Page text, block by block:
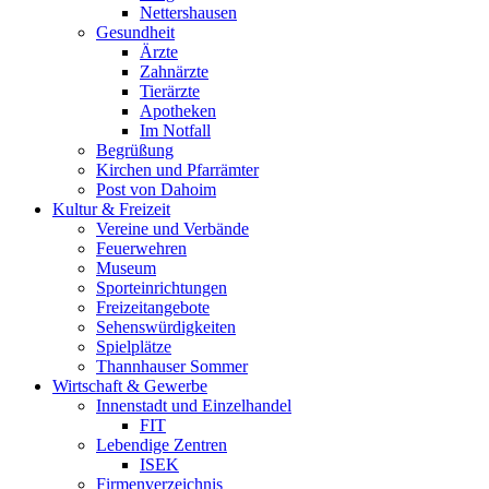
Nettershausen
Gesundheit
Ärzte
Zahnärzte
Tierärzte
Apotheken
Im Notfall
Begrüßung
Kirchen und Pfarrämter
Post von Dahoim
Kultur & Freizeit
Vereine und Verbände
Feuerwehren
Museum
Sporteinrichtungen
Freizeitangebote
Sehenswürdigkeiten
Spielplätze
Thannhauser Sommer
Wirtschaft & Gewerbe
Innenstadt und Einzelhandel
FIT
Lebendige Zentren
ISEK
Firmenverzeichnis